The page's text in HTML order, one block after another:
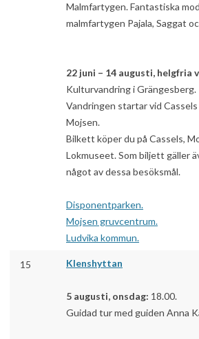
Malmfartygen. Fantastiska
malmfartygen Pajala, Saggat
22 juni – 14 augusti, helgfria
Kulturvandring i Grängesberg.
Vandringen startar vid
Mojsen.
Bilkett köper du på Cassels,
Lokmuseet. Som biljett gäller
något av dessa besöksmål.
Disponentparken.
Mojsen gruvcentrum.
Ludvika kommun.
15 Klenshyttan
5 augusti, onsdag: 18.00.
Guidad tur med guiden Anna